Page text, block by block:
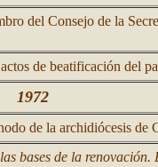
del Consejo de la
de beatificación del
1972
de la archidiócesis de
bases de la renovación.